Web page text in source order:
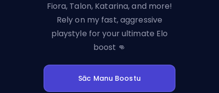
Fiora, Talon, Katarina, and more!
Rely on my fast, aggressive
playstyle for your ultimate Elo
boost 👊
Sāc Manu Boostu